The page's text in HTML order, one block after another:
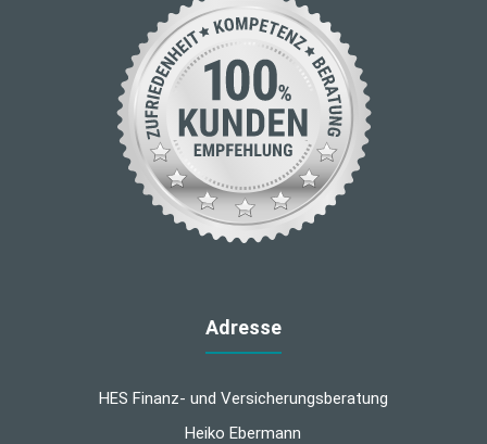
Adresse
HES Finanz- und Versicherungsberatung
Heiko Ebermann